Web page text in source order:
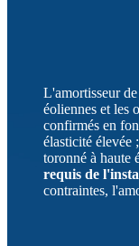
L'amortisseur
éoliennes et les
confirmés en
élasticité élevée
toronné à haute
requis de
contraintes,